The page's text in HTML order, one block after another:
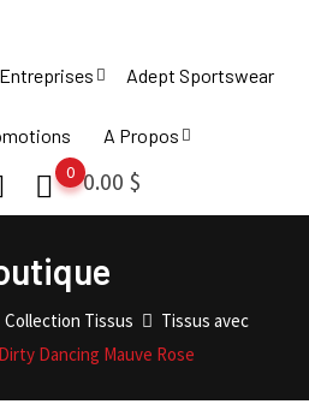
Entreprises Adept Sportswear
A Propos
0.00 $
0
Collection Tissus
Tissus avec
Dancing Mauve Rose